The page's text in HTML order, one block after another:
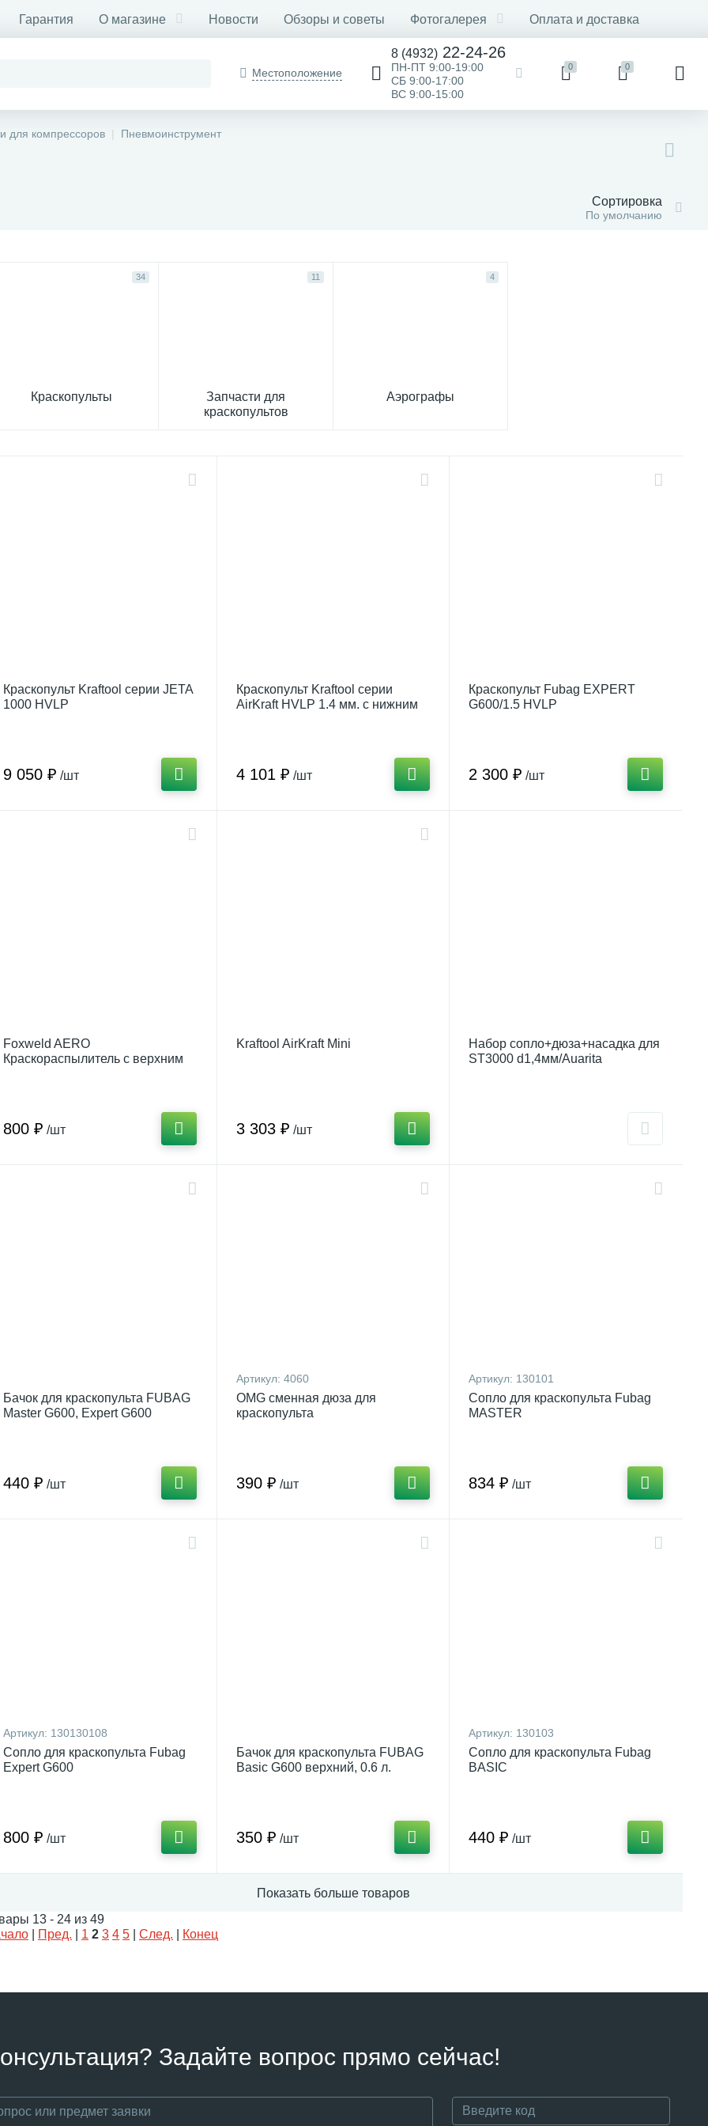
Гарантия О магазине Новости Обзоры и советы Фотогалерея Оплата и доставка
Местоположение
8 (4932) 22-24-26
ПН-ПТ 9:00-19:00
СБ 9:00-17:00
ВС 9:00-15:00
0 0
для компрессоров Пневмоинструмент
Сортировка
По умолчанию
34
Краскопульты
11
Запчасти для
краскопультов
4
Аэрографы
Краскопульт Kraftool серии JETA
1000 HVLP
9 050 ₽ /шт
Краскопульт Kraftool серии
AirKraft HVLP 1.4 мм. с нижним
4 101 ₽ /шт
Краскопульт Fubag EXPERT
G600/1.5 HVLP
2 300 ₽ /шт
Foxweld AERO
Краскораспылитель с верхним
800 ₽ /шт
Kraftool AirKraft Mini
3 303 ₽ /шт
Набор сопло+дюза+насадка для
ST3000 d1,4мм/Auarita
Бачок для краскопульта FUBAG
Master G600, Expert G600
440 ₽ /шт
Артикул: 4060
OMG сменная дюза для
краскопульта
390 ₽ /шт
Артикул: 130101
Сопло для краскопульта Fubag
MASTER
834 ₽ /шт
Артикул: 130130108
Сопло для краскопульта Fubag
Expert G600
800 ₽ /шт
Бачок для краскопульта FUBAG
Basic G600 верхний, 0.6 л.
350 ₽ /шт
Артикул: 130103
Сопло для краскопульта Fubag
BASIC
440 ₽ /шт
Показать больше товаров
13 - 24 из 49
Пред. 1 2 3 4 5 След. Конец
Задайте вопрос прямо сейчас!